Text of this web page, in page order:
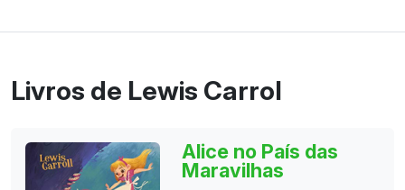
Livros de Lewis Carrol
Alice no País das
Maravilhas